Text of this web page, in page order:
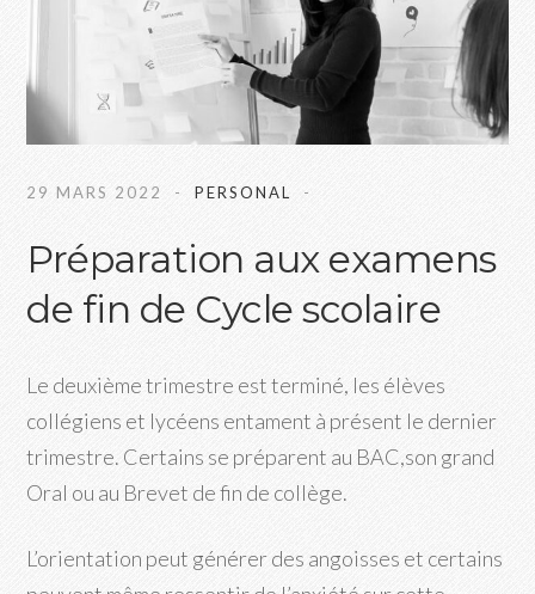
29 MARS 2022 PERSONAL
Préparation aux examens
de fin de Cycle scolaire
Le deuxième trimestre est terminé, les élèves
collégiens et lycéens entament à présent le dernier
trimestre. Certains se préparent au BAC,son grand
Oral ou au Brevet de fin de collège.
L’orientation peut générer des angoisses et certains